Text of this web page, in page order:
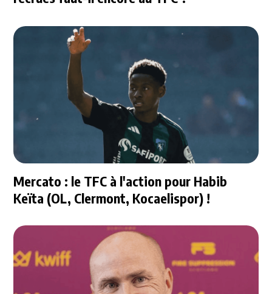
Mercato : le TFC à l'action pour Habib
Keïta (OL, Clermont, Kocaelispor) !